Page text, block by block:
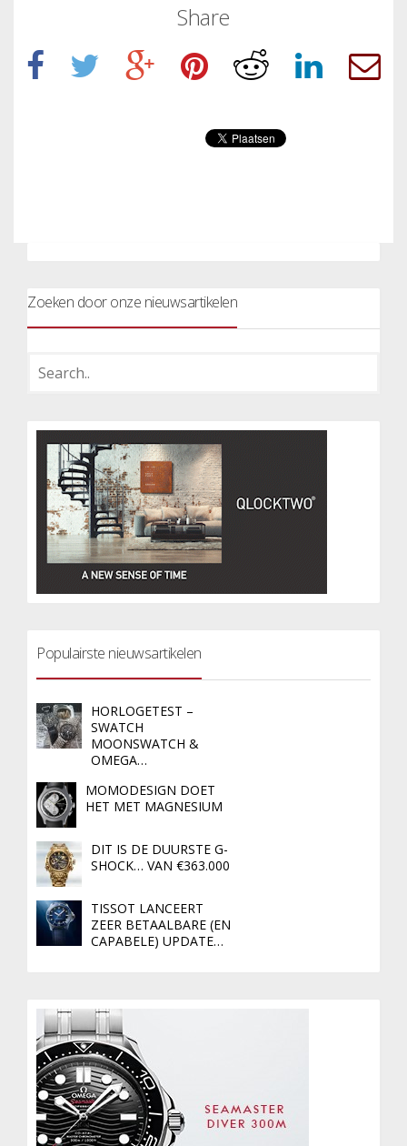
Share
Zoeken door onze nieuwsartikelen
Populairste nieuwsartikelen
HORLOGETEST –
SWATCH
MOONSWATCH &
OMEGA…
MOMODESIGN DOET
HET MET MAGNESIUM
DIT IS DE DUURSTE G-
SHOCK… VAN €363.000
TISSOT LANCEERT
ZEER BETAALBARE (EN
CAPABELE) UPDATE…